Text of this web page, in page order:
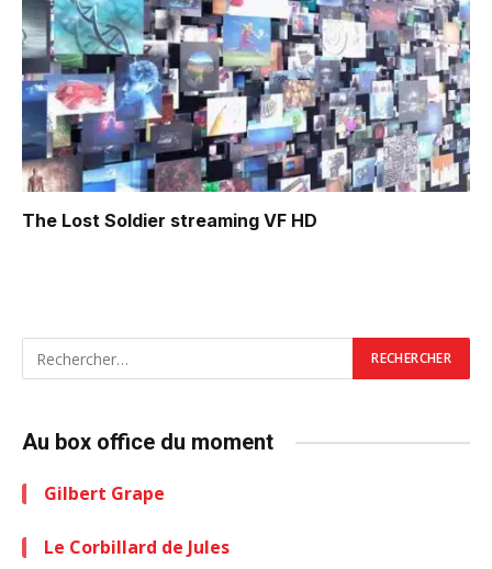
The Lost Soldier streaming VF HD
Au box office du moment
Gilbert Grape
Le Corbillard de Jules